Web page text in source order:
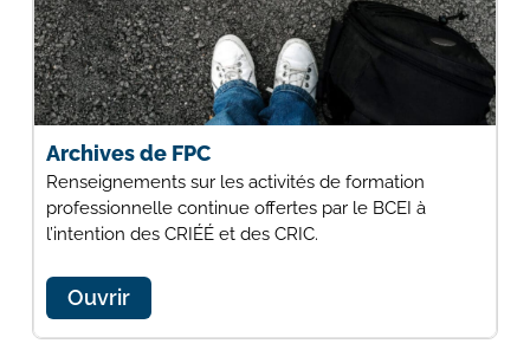
Archives de FPC
Renseignements sur les activités de formation
professionnelle continue offertes par le BCEI à
l’intention des CRIÉÉ et des CRIC.
Ouvrir